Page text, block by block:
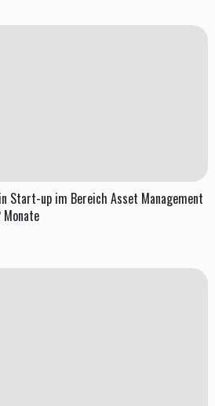
Start-up im Bereich Asset Management